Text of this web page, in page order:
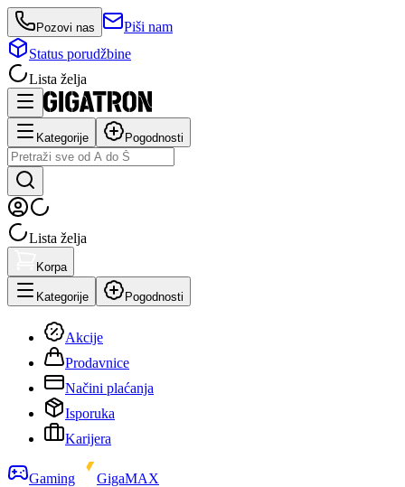
Pozovi nas
Piši nam
Status porudžbine
Lista želja
Kategorije Pogodnosti
Lista želja
Korpa
Kategorije Pogodnosti
Akcije
Prodavnice
Načini plaćanja
Isporuka
Karijera
Gaming
GigaMAX